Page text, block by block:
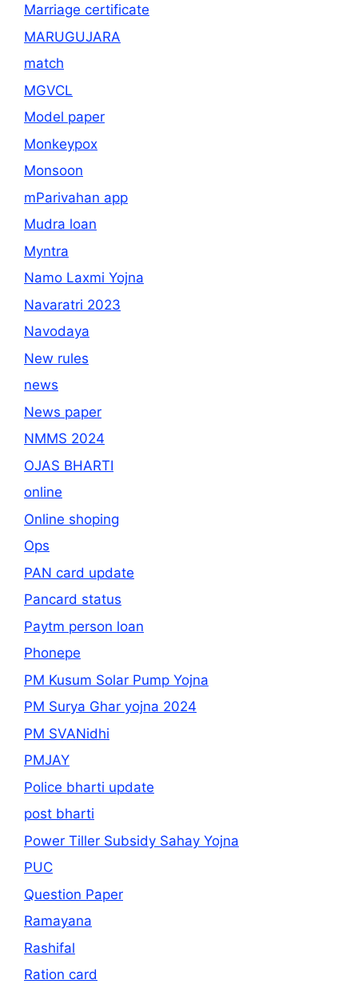
Marriage certificate
MARUGUJARA
match
MGVCL
Model paper
Monkeypox
Monsoon
mParivahan app
Mudra loan
Myntra
Namo Laxmi Yojna
Navaratri 2023
Navodaya
New rules
news
News paper
NMMS 2024
OJAS BHARTI
online
Online shoping
Ops
PAN card update
Pancard status
Paytm person loan
Phonepe
PM Kusum Solar Pump Yojna
PM Surya Ghar yojna 2024
PM SVANidhi
PMJAY
Police bharti update
post bharti
Power Tiller Subsidy Sahay Yojna
PUC
Question Paper
Ramayana
Rashifal
Ration card